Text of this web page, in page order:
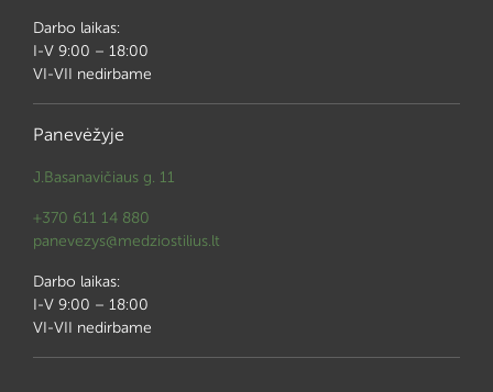
Darbo laikas:
I-V 9:00 – 18:00
VI-VII nedirbame
Panevėžyje
J.Basanavičiaus g. 11
+370 611 14 880
panevezys@medziostilius.lt
Darbo laikas:
I-V 9:00 – 18:00
VI-VII nedirbame